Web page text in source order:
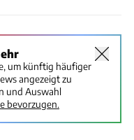
um künftig häufiger
angezeigt zu
und Auswahl
bevorzugen.